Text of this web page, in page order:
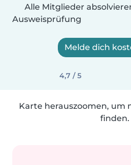
Alle Mitglieder
Ausweisprüfung
Melde dich
4,7 / 5
Karte herauszoomen, um
finden.